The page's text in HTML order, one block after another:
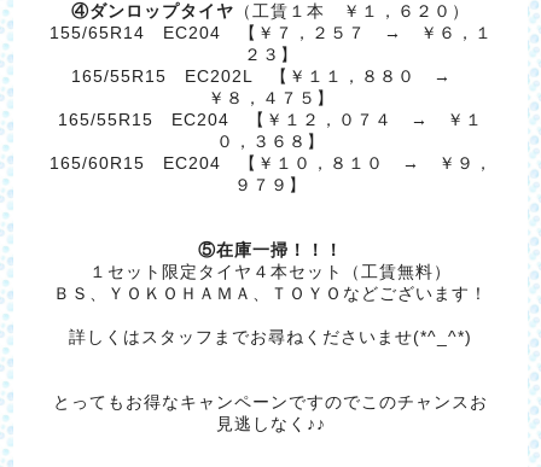
④ダンロップタイヤ （工賃１本 ￥１，６２０）
155/65R14 EC204 【￥７，２５７ → ￥６，１
２３】
165/55R15 EC202L 【￥１１，８８０ →
￥８，４７５】
165/55R15 EC204 【￥１２，０７４ → ￥１
０，３６８】
165/60R15 EC204 【￥１０，８１０ → ￥９，
９７９】
⑤在庫一掃！！！
１セット限定タイヤ４本セット（工賃無料）
ＢＳ、ＹＯＫＯＨＡＭＡ、ＴＯＹＯなどございます！
詳しくはスタッフまでお尋ねくださいませ(*^_^*)
とってもお得なキャンペーンですのでこのチャンスお
見逃しなく♪♪